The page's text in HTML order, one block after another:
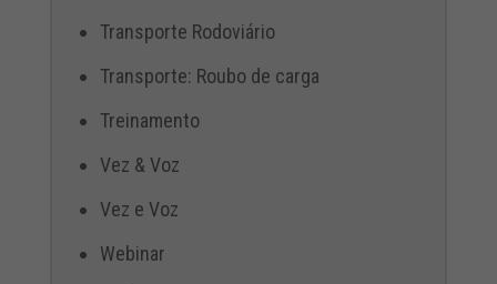
Transporte Rodoviário
Transporte: Roubo de carga
Treinamento
Vez & Voz
Vez e Voz
Webinar